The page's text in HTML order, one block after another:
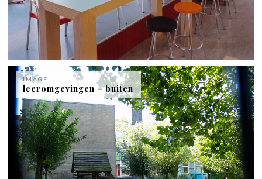
IMAGE
leeromgevingen – buiten